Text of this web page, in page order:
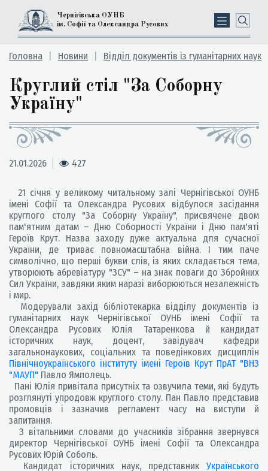
Чернігівська ОУНБ
ім. Софії та Олександра Русових
Головна Новини Відділ документів із гуманітарних наук
Круглий стіл "За Соборну
Україну"
21.01.2026 427
21 січня у великому читальному залі Чернігівської ОУНБ
імені Софії та Олександра Русових відбулося засідання
круглого столу "За Соборну Україну", присвячене двом
пам'ятним датам – Дню Соборності України і Дню пам'яті
Героїв Крут. Назва заходу дуже актуальна для сучасної
України, де триває повномасштабна війна. І тим паче
символічно, що перші букви слів, із яких складається тема,
утворюють абревіатуру "ЗСУ" – на знак поваги до Збройних
Сил України, завдяки яким наразі виборюються незалежність
і мир.
Модерували захід бібліотекарка відділу документів із
гуманітарних наук Чернігівської ОУНБ імені Софії та
Олександра Русових Юлія Татаренкова й кандидат
історичних наук, доцент, завідувач кафедри
загальнонаукових, соціальних та поведінкових дисциплін
Північноукраїнського інституту імені Героїв Крут ПрАТ "ВНЗ
"МАУП" Павло Ямполець.
Пані Юлія привітала присутніх та озвучила теми, які будуть
розглянуті упродовж круглого столу. Пан Павло представив
промовців і зазначив регламент часу на виступи й
запитання.
З вітальними словами до учасників зібрання звернувся
директор Чернігівської ОУНБ імені Софії та Олександра
Русових Юрій Соболь.
Кандидат історичних наук, представник Українського